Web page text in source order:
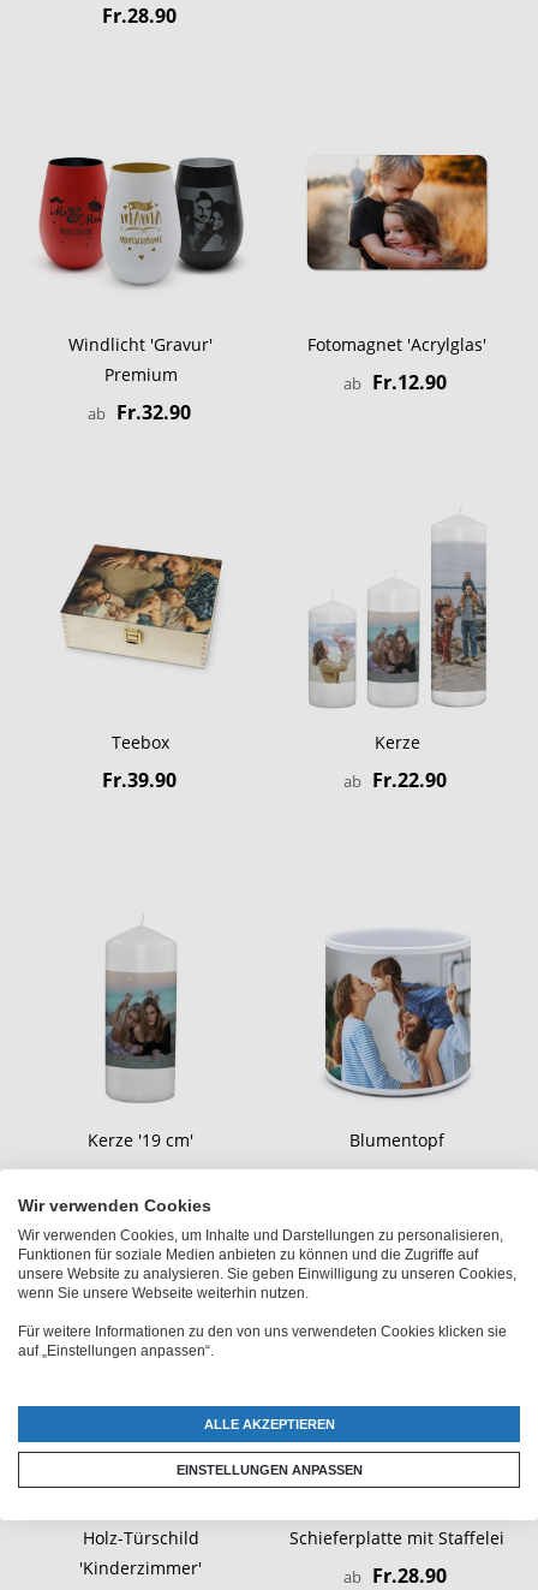
Fr.28.90
Windlicht 'Gravur'
Premium
ab Fr.32.90
Fotomagnet 'Acrylglas'
ab Fr.12.90
Teebox
Fr.39.90
Kerze
ab Fr.22.90
Kerze '19 cm'
Fr.32.90
Blumentopf
Fr.29.90
Holz-Türschild
'Kinderzimmer'
Schieferplatte mit Staffelei
ab Fr.28.90
Wir verwenden Cookies
Wir verwenden Cookies, um Inhalte und Darstellungen zu personalisieren,
Funktionen für soziale Medien anbieten zu können und die Zugriffe auf
unsere Website zu analysieren. Sie geben Einwilligung zu unseren Cookies,
wenn Sie unsere Webseite weiterhin nutzen.
Für weitere Informationen zu den von uns verwendeten Cookies klicken sie
auf „Einstellungen anpassen“.
ALLE AKZEPTIEREN
EINSTELLUNGEN ANPASSEN